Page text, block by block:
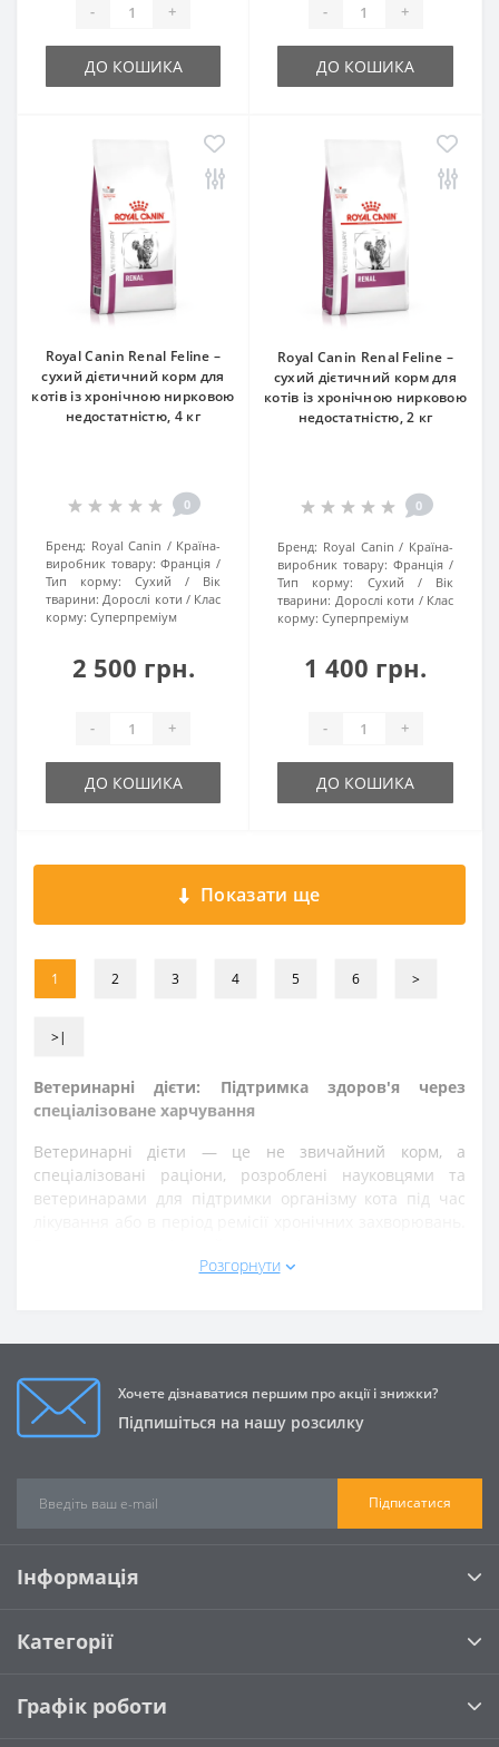
- +
ДО КОШИКА
- +
ДО КОШИКА
Royal Canin Renal Feline –
сухий дієтичний корм для
котів із хронічною нирковою
недостатністю, 4 кг
0
Бренд: Royal Canin
Країна-
виробник товару: Франція
Тип корму:
Сухий
Вік
тварини: Дорослі коти
Клас
корму: Суперпреміум
2 500 грн.
- +
ДО КОШИКА
Royal Canin Renal Feline –
сухий дієтичний корм для
котів із хронічною нирковою
недостатністю, 2 кг
0
Бренд: Royal Canin
Країна-
виробник товару: Франція
Тип корму:
Сухий
Вік
тварини: Дорослі коти
Клас
корму: Суперпреміум
1 400 грн.
- +
ДО КОШИКА
Показати ще
1 2 3 4 5 6 >
>|
Ветеринарні дієти: Підтримка здоров'я через
спеціалізоване харчування
Ветеринарні дієти — це не звичайний корм, а
спеціалізовані раціони, розроблені науковцями та
ветеринарами для підтримки організму кота під час
інший рівень білка, підвищений вміст клітковини) для
наглядом ветеринарного лікаря.
Спеціалізовані лінійки у нашому асортименті:
Для сечовивідної системи (Urinary): Раціони з
профілактики утворення оксалатних кристалів.
для підтримки функції нирок при хронічній
Для чутливого травлення (Gastrointestinal):
Легкозасвоювані корми з підвищеним вмістом
мікрофлори кишківника.
Для алергіків (Hypoallergenic): Дієти на основі
Розгорнути
Хочете дізнаватися першим про акції і знижки?
Підпишіться на нашу розсилку
Підписатися
Інформація
Категорії
Графік роботи